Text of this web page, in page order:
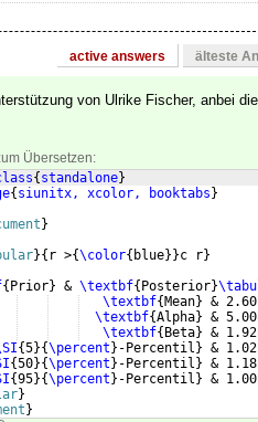
active answers älteste
von Ulrike Fischer, anbei
Übersetzen:
{ standalone}
{ siunitx, xcolor, booktabs }
}
}{ r >{\color{ blue}}c r}
{ Prior} & \textbf{ Posterior}
\textbf{ Mean} &
\textbf{Alpha} &
\textbf{ Beta} &
{5}{\percent } -Percentil } &
{50}{\percent } -Percentil } &
{95}{\percent } -Percentil } &
}
}